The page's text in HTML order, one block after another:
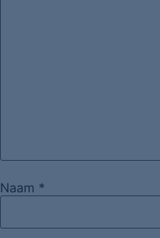
Naam *